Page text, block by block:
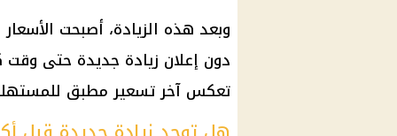
وبعد هذه الزيادة، أصبحت
دون إعلان زيادة جديدة حتى وقت
تعكس آخر تسعير مطبق